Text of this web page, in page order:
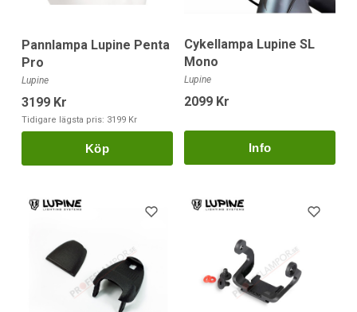
Pannlampa Lupine Penta
Pro
Lupine
3199 Kr
Tidigare lägsta pris: 3199 Kr
Köp
Cykellampa Lupine SL
Mono
Lupine
2099 Kr